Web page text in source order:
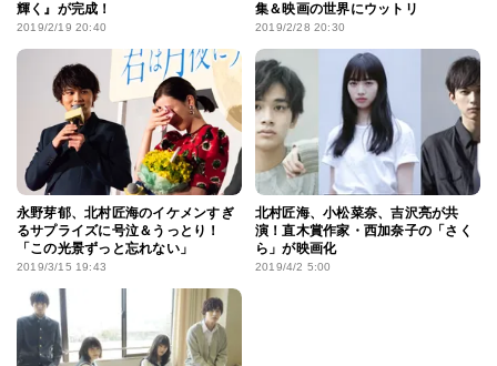
輝く』が完成！
2019/2/19 20:40
集＆映画の世界にウットリ
2019/2/28 20:30
永野芽郁、北村匠海のイケメンすぎ
るサプライズに号泣＆うっとり！
「この光景ずっと忘れない」
2019/3/15 19:43
北村匠海、小松菜奈、吉沢亮が共
演！直木賞作家・西加奈子の「さく
ら」が映画化
2019/4/2 5:00